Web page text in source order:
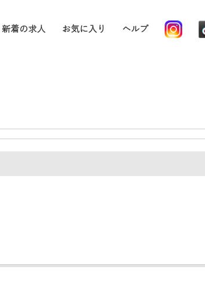
新着の求人 お気に入り
ヘルプ